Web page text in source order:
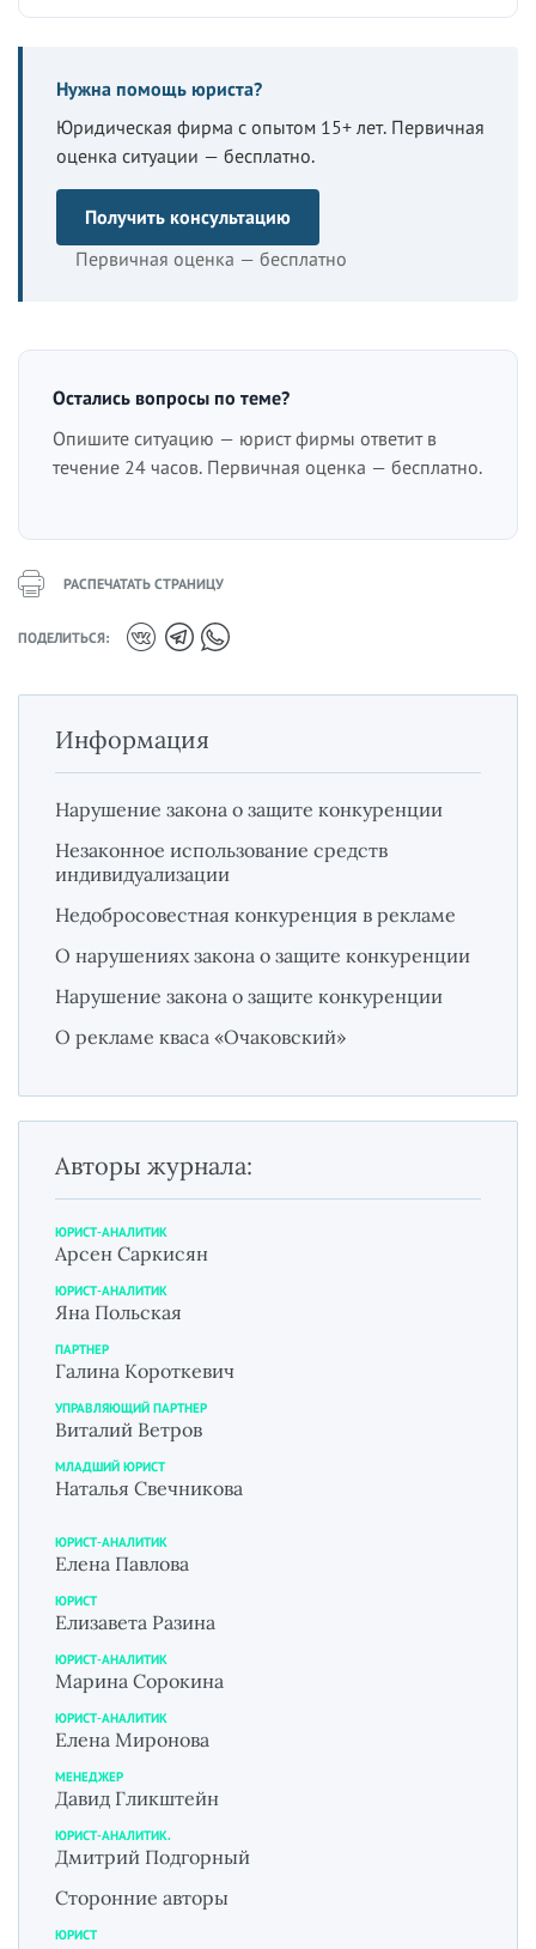
Нужна помощь юриста?
Юридическая фирма с опытом 15+ лет. Первичная
оценка ситуации — бесплатно.
Получить консультацию
Первичная оценка — бесплатно
Остались вопросы по теме?
Опишите ситуацию — юрист фирмы ответит в
течение 24 часов. Первичная оценка — бесплатно.
РАСПЕЧАТАТЬ СТРАНИЦУ
ПОДЕЛИТЬСЯ:
Информация
Нарушение закона о защите конкуренции
Незаконное использование средств
индивидуализации
Недобросовестная конкуренция в рекламе
О нарушениях закона о защите конкуренции
Нарушение закона о защите конкуренции
О рекламе кваса «Очаковский»
Авторы журнала:
ЮРИСТ-АНАЛИТИК
Арсен Саркисян
ЮРИСТ-АНАЛИТИК
Яна Польская
ПАРТНЕР
Галина Короткевич
УПРАВЛЯЮЩИЙ ПАРТНЕР
Виталий Ветров
МЛАДШИЙ ЮРИСТ
Наталья Свечникова
ЮРИСТ-АНАЛИТИК
Елена Павлова
ЮРИСТ
Елизавета Разина
ЮРИСТ-АНАЛИТИК
Марина Сорокина
ЮРИСТ-АНАЛИТИК
Елена Миронова
МЕНЕДЖЕР
Давид Гликштейн
ЮРИСТ-АНАЛИТИК.
Дмитрий Подгорный
Сторонние авторы
ЮРИСТ